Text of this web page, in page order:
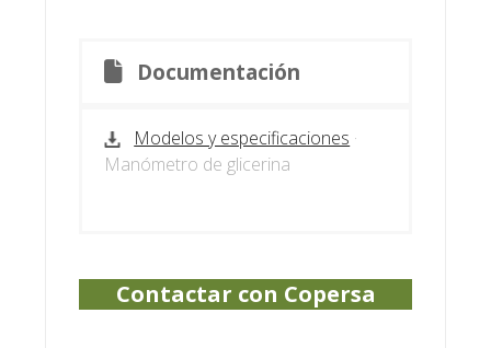
Documentación
Modelos y especificaciones ·
Manómetro de glicerina
Contactar con Copersa